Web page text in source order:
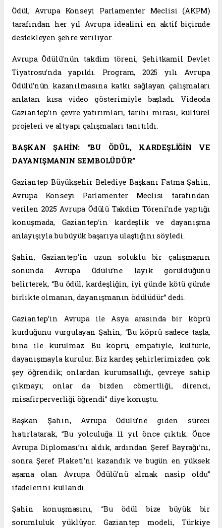
Ödül, Avrupa Konseyi Parlamenter Meclisi (AKPM)
tarafından her yıl Avrupa idealini en aktif biçimde
destekleyen şehre veriliyor.
Avrupa Ödülü’nün takdim töreni, Şehitkamil Devlet
Tiyatrosu’nda yapıldı. Program, 2025 yılı Avrupa
Ödülü’nün kazanılmasına katkı sağlayan çalışmaları
anlatan kısa video gösterimiyle başladı. Videoda
Gaziantep’in çevre yatırımları, tarihi mirası, kültürel
projeleri ve altyapı çalışmaları tanıtıldı.
BAŞKAN ŞAHİN: “BU ÖDÜL, KARDEŞLİĞİN VE
DAYANIŞMANIN SEMBOLÜDÜR”
Gaziantep Büyükşehir Belediye Başkanı Fatma Şahin,
Avrupa Konseyi Parlamenter Meclisi tarafından
verilen 2025 Avrupa Ödülü Takdim Töreni'nde yaptığı
konuşmada, Gaziantep’in kardeşlik ve dayanışma
anlayışıyla bu büyük başarıya ulaştığını söyledi.
Şahin, Gaziantep’in uzun soluklu bir çalışmanın
sonunda Avrupa Ödülü’ne layık görüldüğünü
belirterek, “Bu ödül, kardeşliğin, iyi günde kötü günde
birlikte olmanın, dayanışmanın ödülüdür” dedi.
Gaziantep’in Avrupa ile Asya arasında bir köprü
kurduğunu vurgulayan Şahin, “Bu köprü sadece taşla,
bina ile kurulmaz. Bu köprü, empatiyle, kültürle,
dayanışmayla kurulur. Biz kardeş şehirlerimizden çok
şey öğrendik; onlardan kurumsallığı, çevreye sahip
çıkmayı; onlar da bizden cömertliği, direnci,
misafirperverliği öğrendi” diye konuştu.
Başkan Şahin, Avrupa Ödülü’ne giden süreci
hatırlatarak, “Bu yolculuğa 11 yıl önce çıktık. Önce
Avrupa Diploması’nı aldık, ardından Şeref Bayrağı’nı,
sonra Şeref Plaketi’ni kazandık ve bugün en yüksek
aşama olan Avrupa Ödülü’nü almak nasip oldu”
ifadelerini kullandı.
Şahin konuşmasını, “Bu ödül bize büyük bir
sorumluluk yüklüyor. Gaziantep modeli, Türkiye